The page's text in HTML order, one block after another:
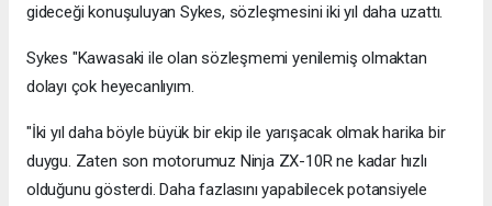
gideceği konuşuluyan Sykes, sözleşmesini iki yıl daha uzattı.
Sykes "Kawasaki ile olan sözleşmemi yenilemiş olmaktan
dolayı çok heyecanlıyım.
"İki yıl daha böyle büyük bir ekip ile yarışacak olmak harika bir
duygu. Zaten son motorumuz Ninja ZX-10R ne kadar hızlı
olduğunu gösterdi. Daha fazlasını yapabilecek potansiyele